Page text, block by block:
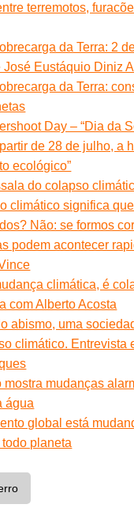
terremotos,
da Terra: 2
José Eustáquio Diniz
da Terra:
Day – “Dia da
partir de 28 de julho, a
ecológico”
do colapso
climático significa
Não: se formos
podem acontecer
climática, é
com Alberto Acosta
abismo, uma
climático. Entrevista
mostra mudanças
água
global está
planeta